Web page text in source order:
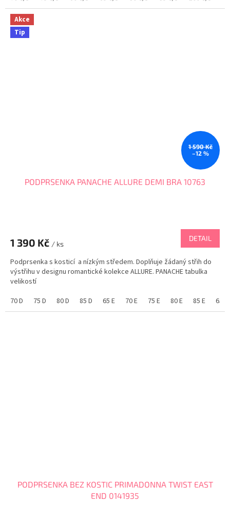
Akce
Tip
1 590 Kč
–12 %
PODPRSENKA PANACHE ALLURE DEMI BRA 10763
1 390 Kč / ks
DETAIL
Podprsenka s kosticí a nízkým středem. Doplňuje žádaný střih do
výstřihu v designu romantické kolekce ALLURE. PANACHE tabulka
velikostí
70 D
75 D 80 D 85 D 65 E 70 E 75 E 80 E 85 E 65 F
PODPRSENKA BEZ KOSTIC PRIMADONNA TWIST EAST
END 0141935